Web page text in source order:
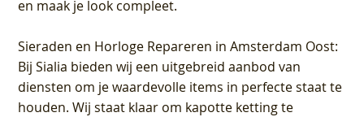
en maak je look compleet.
Sieraden en Horloge Repareren in Amsterdam Oost:
Bij Sialia bieden wij een uitgebreid aanbod van
diensten om je waardevolle items in perfecte staat te
houden. Wij staat klaar om kapotte ketting te